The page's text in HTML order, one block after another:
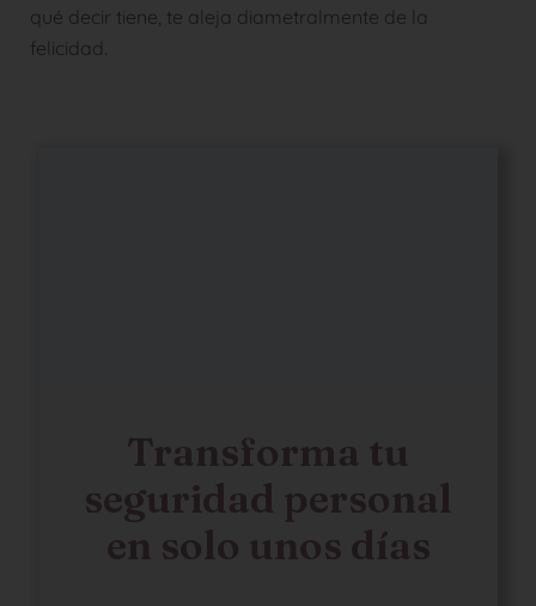
qué decir tiene, te aleja diametralmente de la
felicidad.
Transforma tu
seguridad personal
en solo unos días